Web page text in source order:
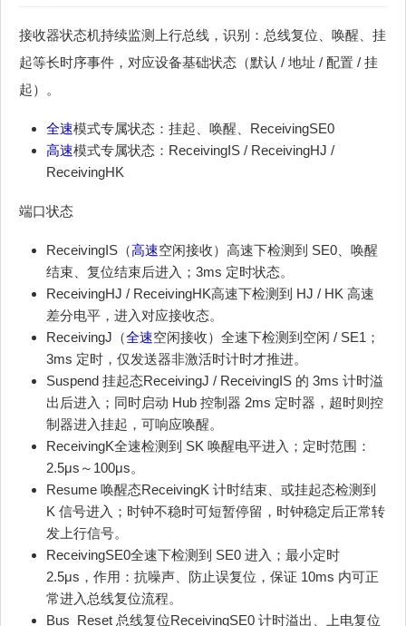
接收器状态机持续监测上行总线，识别：总线复位、唤醒、挂
起等长时序事件，对应设备基础状态（默认 / 地址 / 配置 / 挂
起）。
全速模式专属状态：挂起、唤醒、ReceivingSE0
高速模式专属状态：ReceivingIS / ReceivingHJ /
ReceivingHK
端口状态
ReceivingIS（高速空闲接收）高速下检测到 SE0、唤醒
结束、复位结束后进入；3ms 定时状态。
ReceivingHJ / ReceivingHK高速下检测到 HJ / HK 高速
差分电平，进入对应接收态。
ReceivingJ（全速空闲接收）全速下检测到空闲 / SE1；
3ms 定时，仅发送器非激活时计时才推进。
Suspend 挂起态ReceivingJ / ReceivingIS 的 3ms 计时溢
出后进入；同时启动 Hub 控制器 2ms 定时器，超时则控
制器进入挂起，可响应唤醒。
ReceivingK全速检测到 SK 唤醒电平进入；定时范围：
2.5μs～100μs。
Resume 唤醒态ReceivingK 计时结束、或挂起态检测到
K 信号进入；时钟不稳时可短暂停留，时钟稳定后正常转
发上行信号。
ReceivingSE0全速下检测到 SE0 进入；最小定时
2.5μs，作用：抗噪声、防止误复位，保证 10ms 内可正
常进入总线复位流程。
Bus_Reset 总线复位ReceivingSE0 计时溢出、上电复位